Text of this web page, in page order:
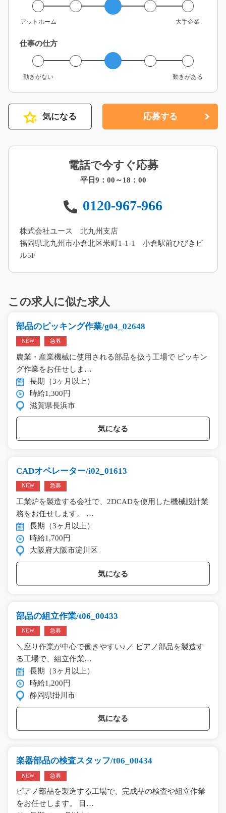
アットホーム 大手企業
仕事の仕方
動きがない 動きがある
気になる 応募する
電話で今すぐ応募
平日9：00～18：00
0120-967-966
株式会社ユース 北九州支店
福岡県北九州市小倉北区米町1-1-1 小倉駅前ひびきビ
ル5F
この求人に似た求人
部品のピッキング作業/g04_02648
NEW 急募
農業・産業機械に使用される部品を扱う工場で ピッキン
グ作業をお任せしま…
長期（3ヶ月以上）
時給1,300円
滋賀県長浜市
気になる
CADオペレーター/i02_01613
NEW 急募
工業炉を製造する会社で、2DCADを使用した機械設計業
務をお任せします。 …
長期（3ヶ月以上）
時給1,700円
大阪府大阪市淀川区
気になる
部品の組立作業/t06_00433
NEW 急募
＼座り作業が中心で働きやすい♪／ ピアノ部品を製造す
る工場で、組立作業…
長期（3ヶ月以上）
時給1,200円
静岡県掛川市
気になる
楽器部品の検査スタッフ/t06_00434
NEW 急募
ピアノ部品を製造する工場で、完成品の検査や組立作業
をお任せします。 目…